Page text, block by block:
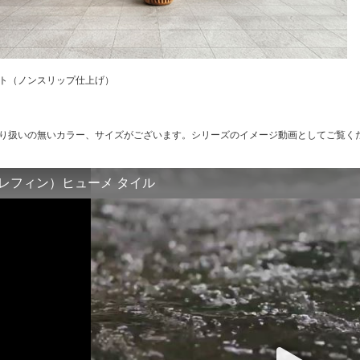
（ノンスリップ仕上げ）
扱いの無いカラー、サイズがございます。シリーズのイメージ動画としてご覧く